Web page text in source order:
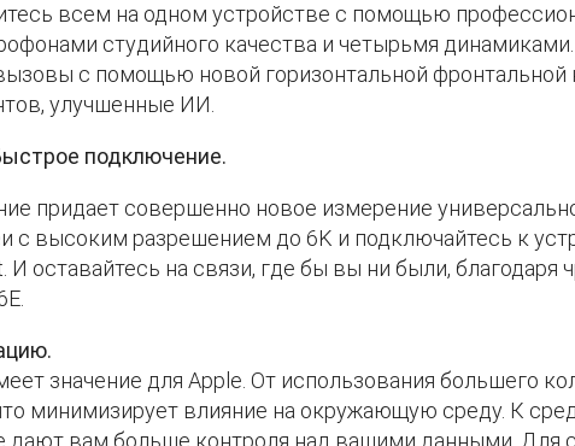
всем на одном устройстве с помощью
студийного качества и четырьмя
с помощью новой горизонтальной фронтальной
улучшенные ИИ.
подключение.
придает совершенно новое измерение
с высоким разрешением до 6K и подключайтесь к
оставайтесь на связи, где бы вы ни были, благодаря
значение для Apple. От использования большего
минимизирует влияние на окружающую среду. К